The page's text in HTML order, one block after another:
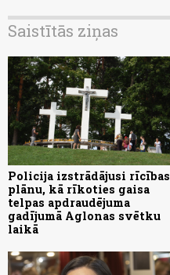
Saistītās ziņas
Policija izstrādājusi rīcības
plānu, kā rīkoties gaisa
telpas apdraudējuma
gadījumā Aglonas svētku
laikā